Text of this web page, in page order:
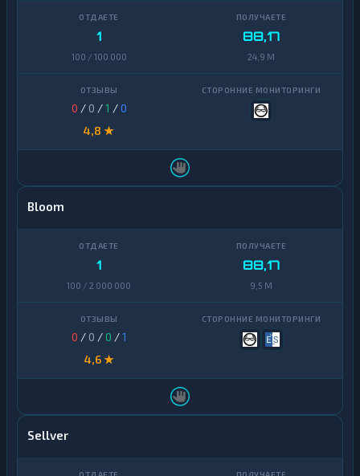
1
100 / 100 000
88,17
24,9 M
0 / 0 /1 /0
4,8 ★
Bloom
1
100 / 2 000 000
88,17
9,5 M
0 / 0 /0 /1
4,6 ★
Sellver